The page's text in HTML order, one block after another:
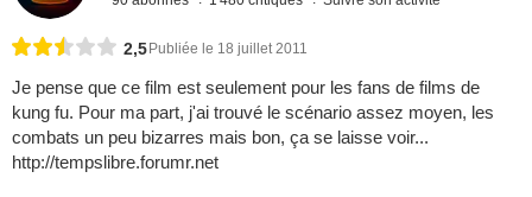
2,5 Publiée le 18 juillet 2011
Je pense que ce film est seulement pour les fans de films de
kung fu. Pour ma part, j'ai trouvé le scénario assez moyen, les
combats un peu bizarres mais bon, ça se laisse voir...
http://tempslibre.forumr.net